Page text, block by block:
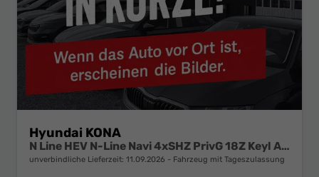
Hyundai KONA
N Line HEV N-Line Navi 4xSHZ PrivG 18Z Keyl ACC
unverbindliche Lieferzeit: 11.09.2026 Fahrzeug mit Tageszulassung